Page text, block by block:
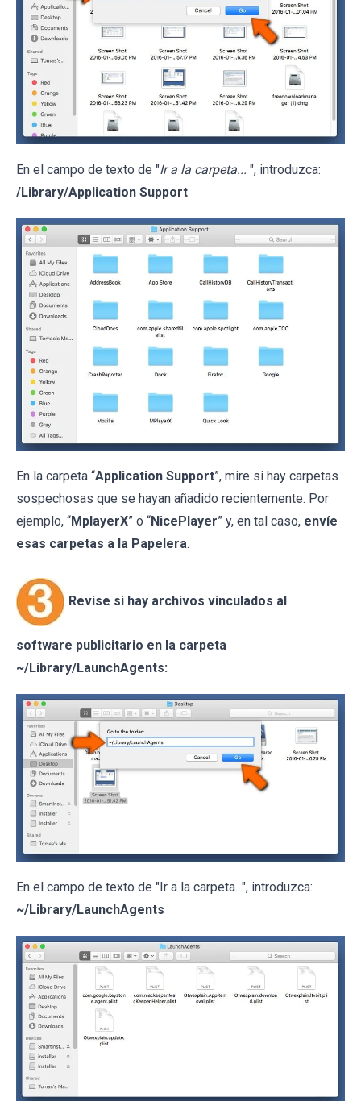
En el campo de texto de "Ir a la carpeta... ", introduzca:
/Library/Application Support
En la carpeta “Application Support”, mire si hay carpetas
sospechosas que se hayan añadido recientemente. Por
ejemplo, “MplayerX” o “NicePlayer” y, en tal caso, envíe
esas carpetas a la Papelera.
Revise si hay archivos vinculados al
software publicitario en la carpeta
~/Library/LaunchAgents:
En el campo de texto de "Ir a la carpeta...", introduzca:
~/Library/LaunchAgents